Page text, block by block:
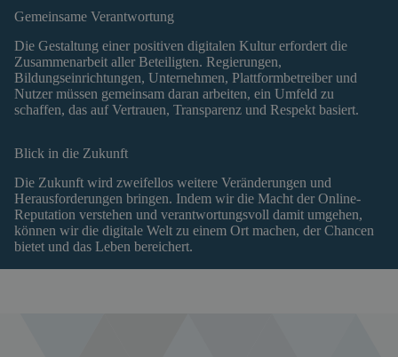
Gemeinsame Verantwortung
Die Gestaltung einer positiven digitalen Kultur erfordert die
Zusammenarbeit aller Beteiligten. Regierungen,
Bildungseinrichtungen, Unternehmen, Plattformbetreiber und
Nutzer müssen gemeinsam daran arbeiten, ein Umfeld zu
schaffen, das auf Vertrauen, Transparenz und Respekt basiert.
Blick in die Zukunft
Die Zukunft wird zweifellos weitere Veränderungen und
Herausforderungen bringen. Indem wir die Macht der Online-
Reputation verstehen und verantwortungsvoll damit umgehen,
können wir die digitale Welt zu einem Ort machen, der Chancen
bietet und das Leben bereichert.